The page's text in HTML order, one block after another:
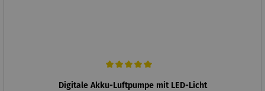
Digitale Akku-Luftpumpe mit LED-Licht